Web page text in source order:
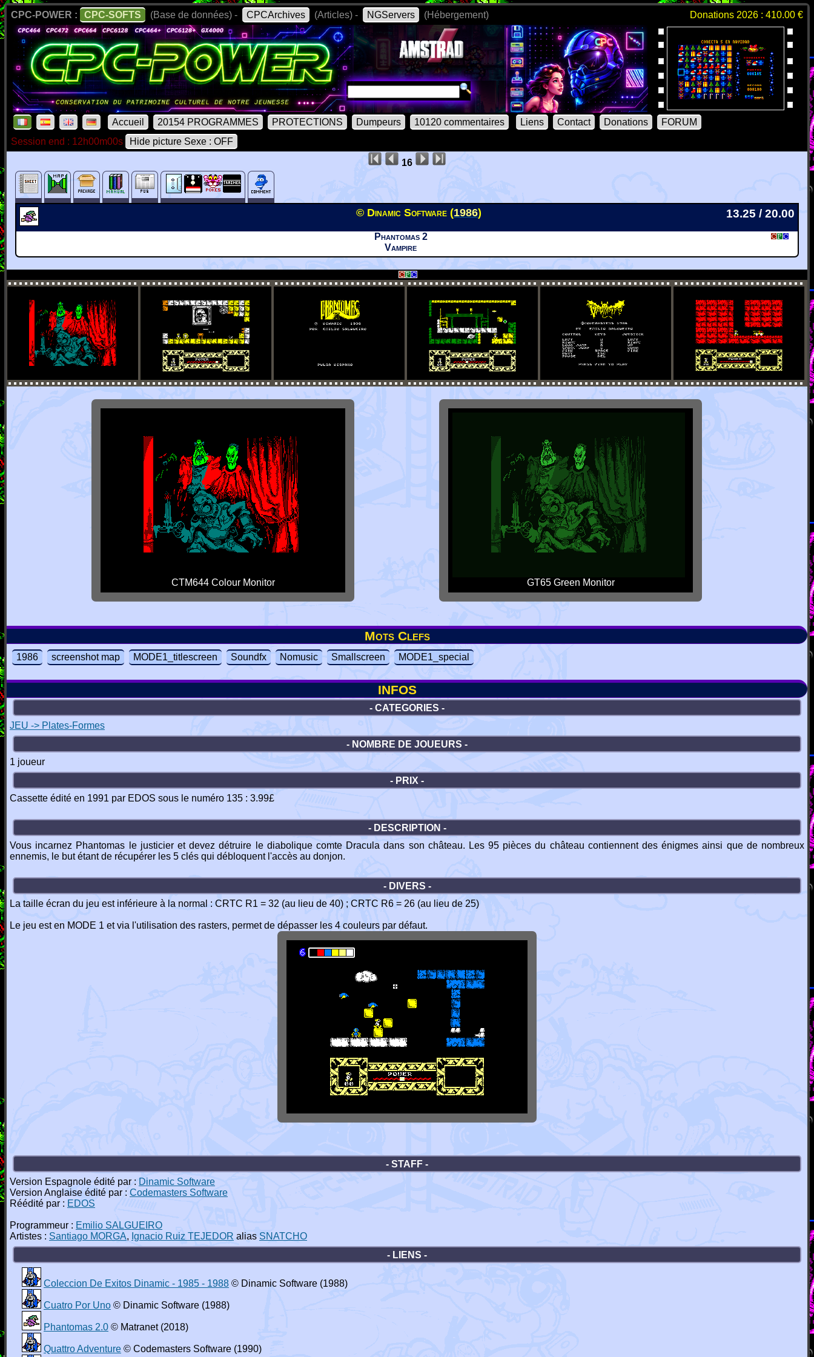
CPC-POWER : CPC-SOFTS (Base de données) - CPCArchives (Articles) - NGServers (Hébergement) Donations 2026 : 410.00 €
Accueil 20154 PROGRAMMES PROTECTIONS Dumpeurs 10120 commentaires Liens Contact Donations
FORUM
Session end : 12h00m00s
Hide picture Sexe : OFF
16
© Dinamic Software (1986) 13.25 / 20.00
Phantomas 2
Vampire
CTM644 Colour Monitor GT65 Green Monitor
Mots Clefs
1986 screenshot map MODE1_titlescreen Soundfx Nomusic Smallscreen MODE1_special
INFOS
- CATEGORIES -
JEU -> Plates-Formes
- NOMBRE DE JOUEURS -
1 joueur
- PRIX -
Cassette édité en 1991 par EDOS sous le numéro 135 : 3.99£
- DESCRIPTION -
Vous incarnez Phantomas le justicier et devez détruire le diabolique comte Dracula dans son château. Les 95 pièces du château contiennent des énigmes ainsi que de nombreux
ennemis, le but étant de récupérer les 5 clés qui débloquent l'accès au donjon.
- DIVERS -
La taille écran du jeu est inférieure à la normal : CRTC R1 = 32 (au lieu de 40) ; CRTC R6 = 26 (au lieu de 25)
Le jeu est en MODE 1 et via l'utilisation des rasters, permet de dépasser les 4 couleurs par défaut.
- STAFF -
Version Espagnole édité par : Dinamic Software
Version Anglaise édité par : Codemasters Software
Réédité par : EDOS
Programmeur : Emilio SALGUEIRO
Artistes : Santiago MORGA, Ignacio Ruiz TEJEDOR alias SNATCHO
- LIENS -
Coleccion De Exitos Dinamic - 1985 - 1988 © Dinamic Software (1988)
Cuatro Por Uno © Dinamic Software (1988)
Phantomas 2.0 © Matranet (2018)
Quattro Adventure © Codemasters Software (1990)